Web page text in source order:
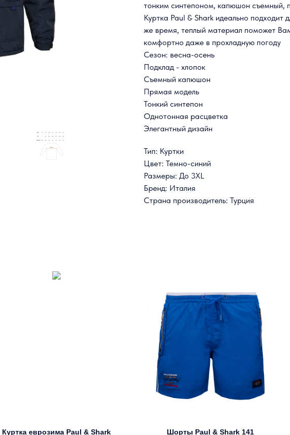
тонким синтепоном, капюшон съемный,
Куртка Paul & Shark идеально подходит
же время, теплый материал поможет
комфортно даже в прохладную погоду
Сезон: весна-осень
Подклад - хлопок
Съемный капюшон
Прямая модель
Тонкий синтепон
Однотонная расцветка
Элегантный дизайн
Тип: Куртки
Цвет: Темно-синий
Размеры: До 3XL
Бренд: Италия
Страна производитель: Турция
Куртка еврозима Paul & Shark Шорты Paul & Shark 141